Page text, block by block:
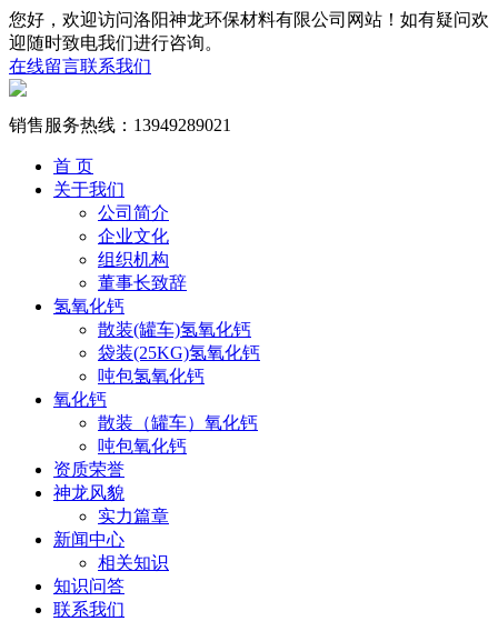
您好，欢迎访问洛阳神龙环保材料有限公司网站！如有疑问欢
迎随时致电我们进行咨询。
在线留言联系我们
销售服务热线： 13949289021
首 页
关于我们
公司简介
企业文化
组织机构
董事长致辞
氢氧化钙
散装(罐车)氢氧化钙
袋装(25KG)氢氧化钙
吨包氢氧化钙
氧化钙
散装（罐车）氧化钙
吨包氧化钙
资质荣誉
神龙风貌
实力篇章
新闻中心
相关知识
知识问答
联系我们